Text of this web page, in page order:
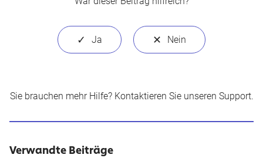
Sie brauchen mehr Hilfe? Kontaktieren Sie unseren Support.
Verwandte Beiträge